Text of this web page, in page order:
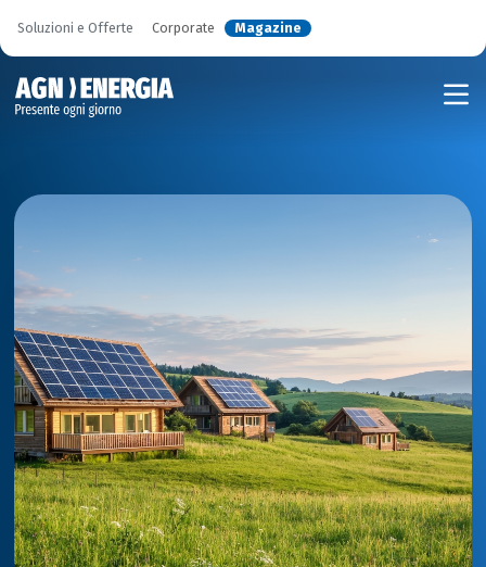
Soluzioni e Offerte Corporate Magazine